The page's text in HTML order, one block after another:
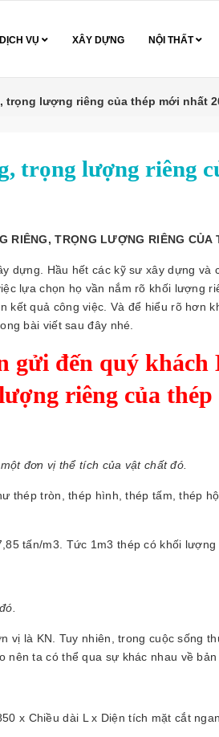
DỊCH VỤ XÂY DỰNG NỘI THẤT
trọng lượng riêng của thép mới nhất
trọng lượng riêng
RIÊNG, TRỌNG LƯỢNG RIÊNG CỦA
dựng. Hầu hết các kỹ sư xây dựng và
lựa chọn họ vần nắm rõ khối lượng
kết quả công việc. Và để hiểu rõ hơn
bài viết sau đây nhé.
gửi đến quý khách
riêng của thép
đơn vị thể tích của vật chất đó.
thép tròn, thép hình, thép tấm, thép
tấn/m3. Tức 1m3 thép có khối lượng
vị là KN. Tuy nhiên, trong cuộc sống
ta có thể qua sự khác nhau về bản
x Chiều dài L x Diện tích mặt cắt